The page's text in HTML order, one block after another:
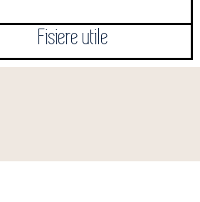
Fisiere utile